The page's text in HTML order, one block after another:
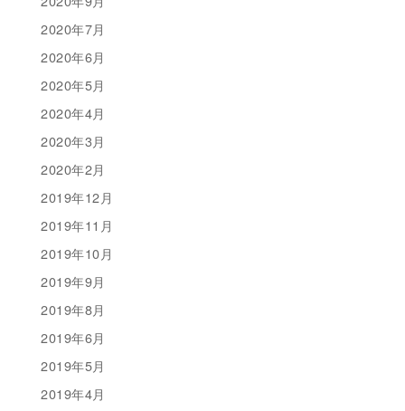
2020年7月
2020年6月
2020年5月
2020年4月
2020年3月
2020年2月
2019年12月
2019年11月
2019年10月
2019年9月
2019年8月
2019年6月
2019年5月
2019年4月